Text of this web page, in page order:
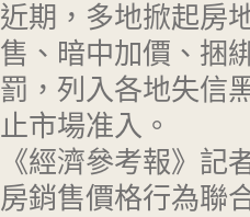
近期，多地掀起房
售、暗中加價、捆
罰，列入各地失信
止市場准入。
《經濟參考報》
房銷售價格行為聯